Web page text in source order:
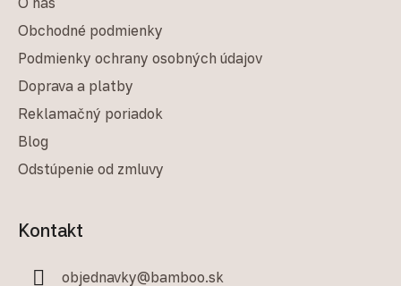
Obchodné podmienky
Podmienky ochrany osobných údajov
Doprava a platby
Reklamačný poriadok
Blog
Odstúpenie od zmluvy
Kontakt
objednavky@bamboo.sk